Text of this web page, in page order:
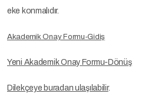
eke konmalıdır.
Akademik Onay Formu-Gidiş
Yeni Akademik Onay Formu-Dönüş
Dilekçeye buradan ulaşılabilir.